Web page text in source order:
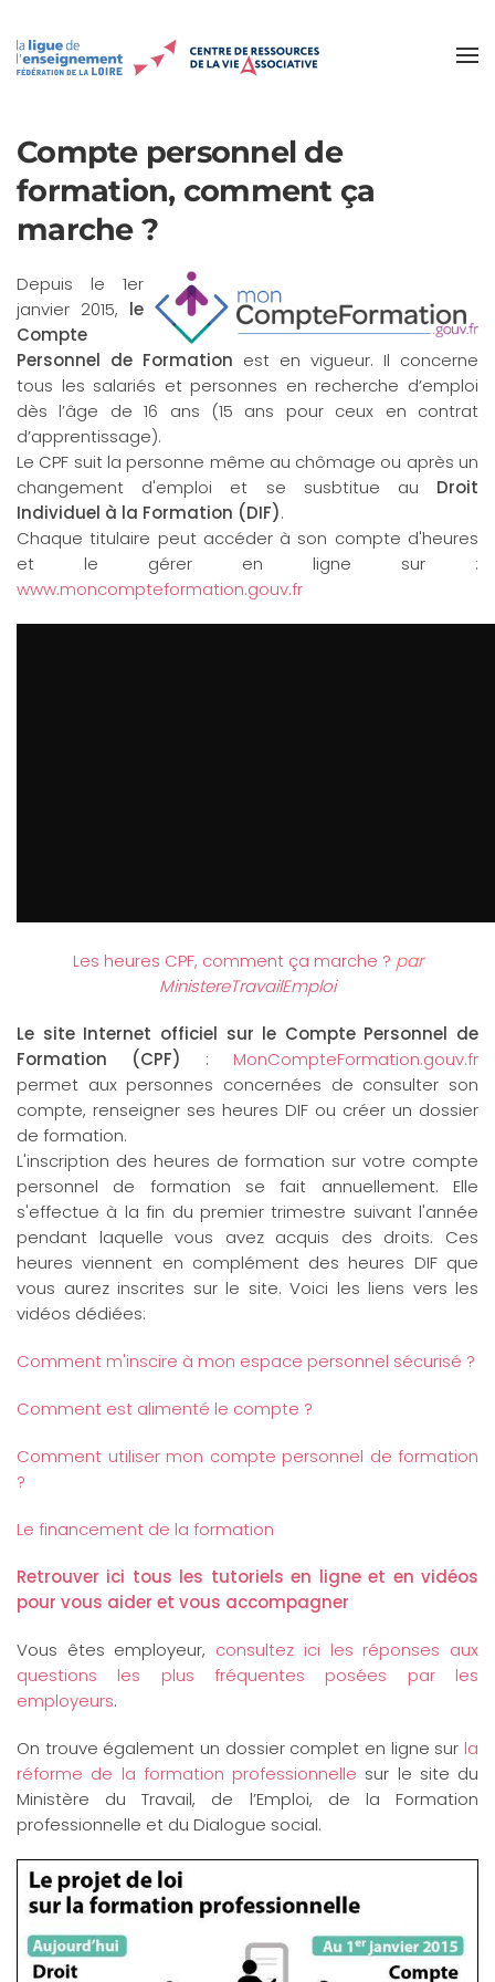
Accéder au contenu principal
Compte personnel de
formation, comment ça
marche ?
Depuis le 1er
janvier 2015, le
Compte
Personnel de Formation est en vigueur. Il concerne
tous les salariés et personnes en recherche d’emploi
dès l’âge de 16 ans (15 ans pour ceux en contrat
d’apprentissage).
Le CPF suit la personne même au chômage ou après un
changement d'emploi et se susbtitue au Droit
Individuel à la Formation (DIF).
Chaque titulaire peut accéder à son compte d'heures
et le gérer en ligne sur :
www.moncompteformation.gouv.fr
Les heures CPF, comment ça marche ? par
MinistereTravailEmploi
Le site Internet officiel sur le Compte Personnel de
Formation (CPF) : MonCompteFormation.gouv.fr
permet aux personnes concernées de consulter son
compte, renseigner ses heures DIF ou créer un dossier
de formation.
L'inscription des heures de formation sur votre compte
personnel de formation se fait annuellement. Elle
s'effectue à la fin du premier trimestre suivant l'année
pendant laquelle vous avez acquis des droits. Ces
heures viennent en complément des heures DIF que
vous aurez inscrites sur le site. Voici les liens vers les
vidéos dédiées:
Comment m'inscire à mon espace personnel sécurisé ?
Comment est alimenté le compte ?
Comment utiliser mon compte personnel de formation
?
Le financement de la formation
Retrouver ici tous les tutoriels en ligne et en vidéos
pour vous aider et vous accompagner
Vous êtes employeur, consultez ici les réponses aux
questions les plus fréquentes posées par les
employeurs.
On trouve également un dossier complet en ligne sur la
réforme de la formation professionnelle sur le site du
Ministère du Travail, de l’Emploi, de la Formation
professionnelle et du Dialogue social.